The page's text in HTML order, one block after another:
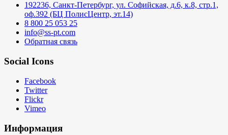
192236, Санкт-Петербург, ул. Софийская, д.6, к.8, стр.1,
оф.392 (БЦ ПолисЦентр, эт.14)
8 800 25 053 25
info@ss-pt.com
Обратная связь
Social Icons
Facebook
Twitter
Flickr
Vimeo
Информация